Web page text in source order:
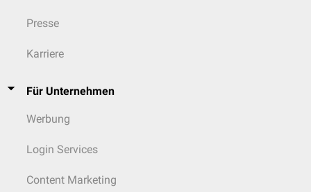
Presse
Karriere
Für Unternehmen
Werbung
Login Services
Content Marketing